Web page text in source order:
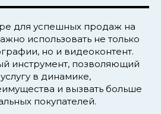
для успешных продаж на
использовать не только
но и видеоконтент.
инструмент, позволяющий
в динамике,
и вызвать больше
покупателей.